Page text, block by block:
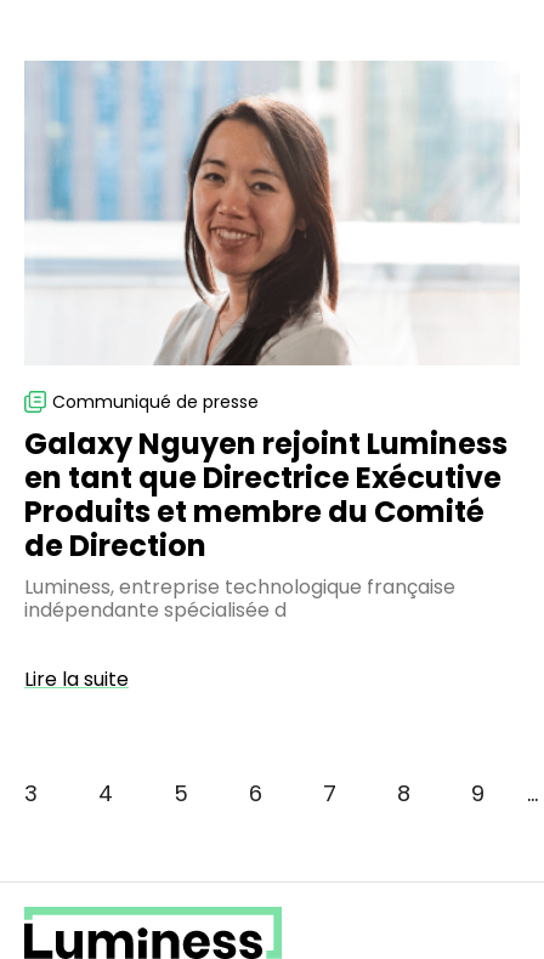
rejoint
Luminess
tant
que
Directrice
membre
Comité
de
Direction
Communiqué de presse
Galaxy Nguyen rejoint Luminess
en tant que Directrice Exécutive
Produits et membre du Comité
de Direction
Luminess, entreprise technologique française
indépendante spécialisée d
Lire la suite
Pagination
Page
3 Page
4 Page
5 Page
6 Page
7 Page
8 Page
9 …